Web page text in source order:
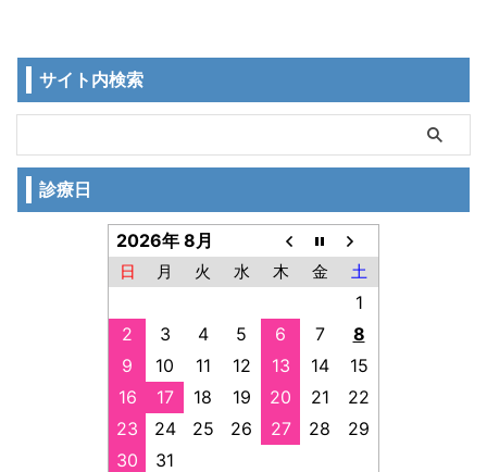
サイト内検索
診療日
2026年 8月
日 月 火 水 木 金 土
1
2
3 4 5 6 7
8
9
10 11 12 13 14
15
16
17 18 19 20 21
22
23
24 25 26 27 28
29
30
31